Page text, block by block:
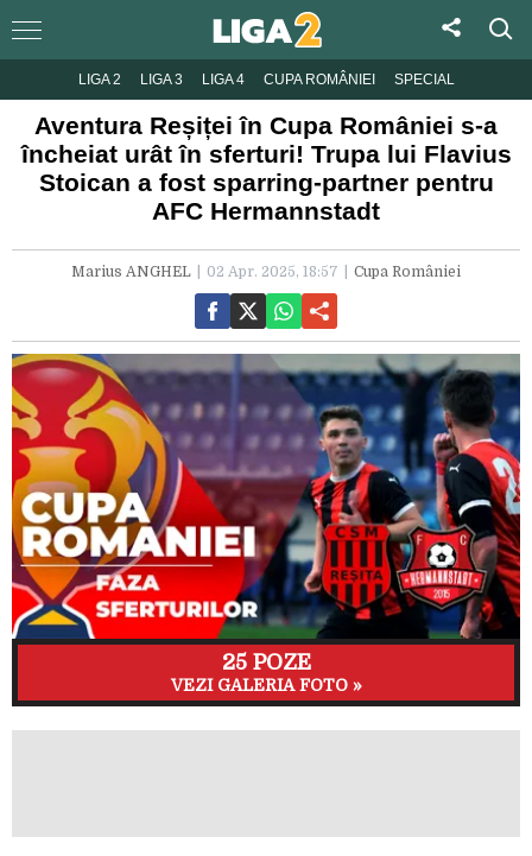
LIGA 2 LIGA 3 LIGA 4 CUPA ROMÂNIEI SPECIAL
Aventura Reșiței în Cupa României s-a
încheiat urât în sferturi! Trupa lui Flavius
Stoican a fost sparring-partner pentru
AFC Hermannstadt
Marius ANGHEL 02 Apr. 2025, 18:57 Cupa României
25 POZE
VEZI GALERIA FOTO »